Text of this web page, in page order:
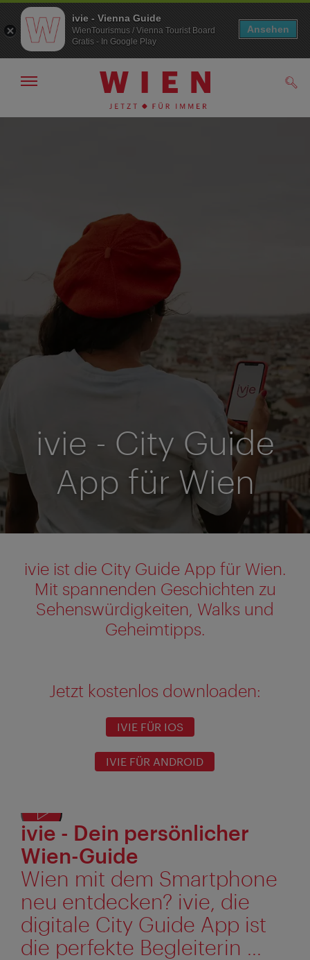
Zur
Zum
Navigation
ivie - City Guide
App für Wien
ivie ist die City Guide App für Wien.
Mit spannenden Geschichten zu
Sehenswürdigkeiten, Walks und
Geheimtipps.
Jetzt kostenlos downloaden:
IVIE FÜR IOS
IVIE FÜR ANDROID
ivie - Dein persönlicher
Wien-Guide
Wien mit dem Smartphone
neu entdecken? ivie, die
digitale City Guide App ist
die perfekte Begleiterin ...
ivie - Vienna Guide
WienTourismus / Vienna Tourist Board
Gratis - In Google Play
Ansehen